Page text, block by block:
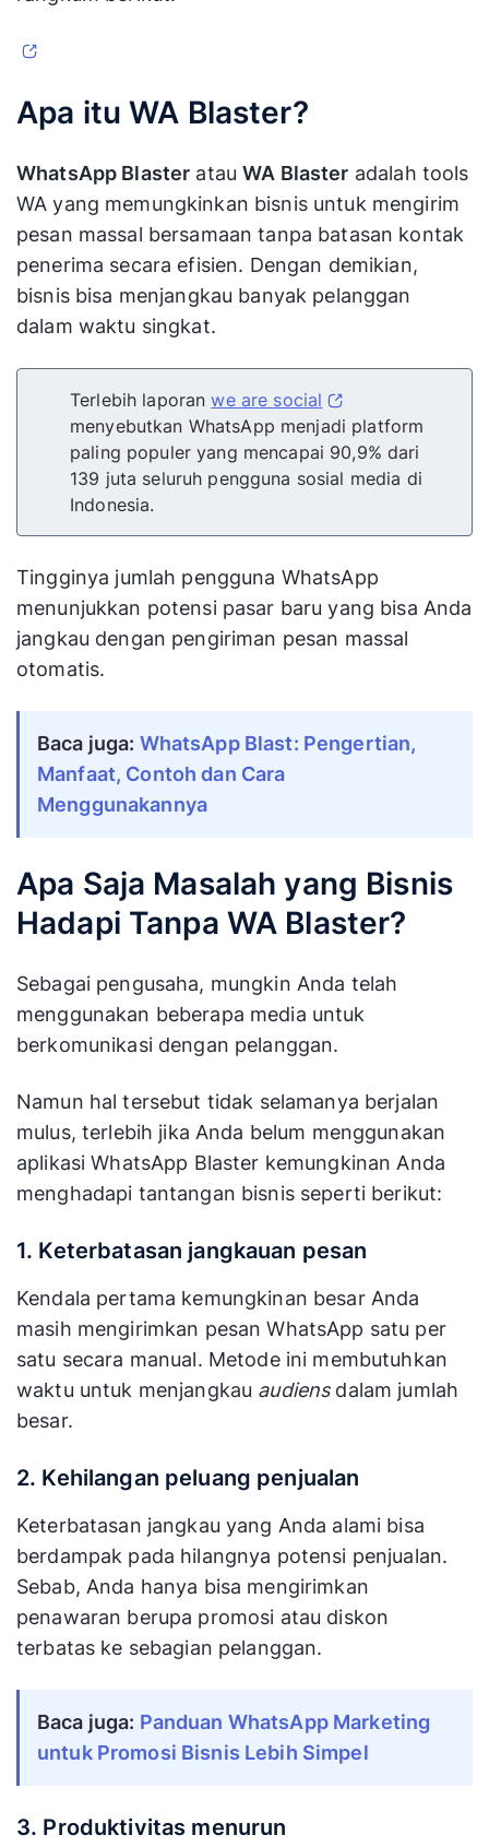
Apa itu WA Blaster?
WhatsApp Blaster atauWA Blaster adalah tools
WA yang memungkinkan bisnis untuk mengirim
pesan massal bersamaan tanpa batasan kontak
penerima secara efisien. Dengan demikian,
bisnis bisa menjangkau banyak pelanggan
dalam waktu singkat.
Terlebih laporanwe are social
menyebutkan WhatsApp menjadi platform
paling populer yang mencapai 90,9% dari
139 juta seluruh pengguna sosial media di
Indonesia.
Tingginya jumlah pengguna WhatsApp
menunjukkan potensi pasar baru yang bisa Anda
jangkau dengan pengiriman pesan massal
otomatis.
Baca juga: WhatsApp Blast: Pengertian,
Manfaat, Contoh dan Cara
Menggunakannya
Apa Saja Masalah yang Bisnis
Hadapi Tanpa WA Blaster?
Sebagai pengusaha, mungkin Anda telah
menggunakan beberapa media untuk
berkomunikasi dengan pelanggan.
Namun hal tersebut tidak selamanya berjalan
mulus, terlebih jika Anda belum menggunakan
aplikasi WhatsApp Blaster kemungkinan Anda
menghadapi tantangan bisnis seperti berikut:
1. Keterbatasan jangkauan pesan
Kendala pertama kemungkinan besar Anda
masih mengirimkan pesan WhatsApp satu per
satu secara manual. Metode ini membutuhkan
waktu untuk menjangkau audiens dalam jumlah
besar.
2. Kehilangan peluang penjualan
Keterbatasan jangkau yang Anda alami bisa
berdampak pada hilangnya potensi penjualan.
Sebab, Anda hanya bisa mengirimkan
penawaran berupa promosi atau diskon
terbatas ke sebagian pelanggan.
Baca juga: Panduan WhatsApp Marketing
untuk Promosi Bisnis Lebih Simpel
3. Produktivitas menurun